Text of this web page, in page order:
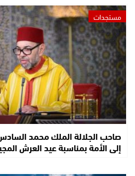
مستجدات
صاحب الجلالة الملك محمد
إلى الأمة بمناسبة عيد العرش